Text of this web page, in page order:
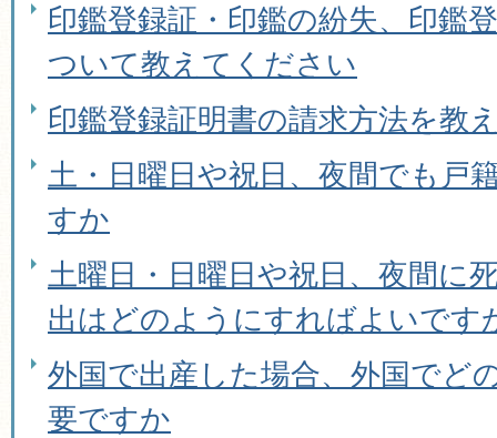
印鑑登録証・印鑑の紛失、印鑑
ついて教えてください
印鑑登録証明書の請求方法を教
土・日曜日や祝日、夜間でも戸
すか
土曜日・日曜日や祝日、夜間に
出はどのようにすればよいです
外国で出産した場合、外国でど
要ですか